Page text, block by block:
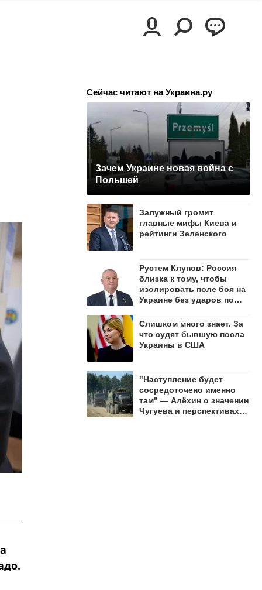
Сейчас читают на Украина.ру
Зачем Украине новая война с
Польшей
Залужный громит
главные мифы Киева и
рейтинги Зеленского
Рустем Клупов: Россия
близка к тому, чтобы
изолировать поле боя на
Украине без ударов по
Слишком много знает. За
что судят бывшую посла
Украины в США
"Наступление будет
сосредоточено именно
там" — Алёхин о значении
Чугуева и перспективах